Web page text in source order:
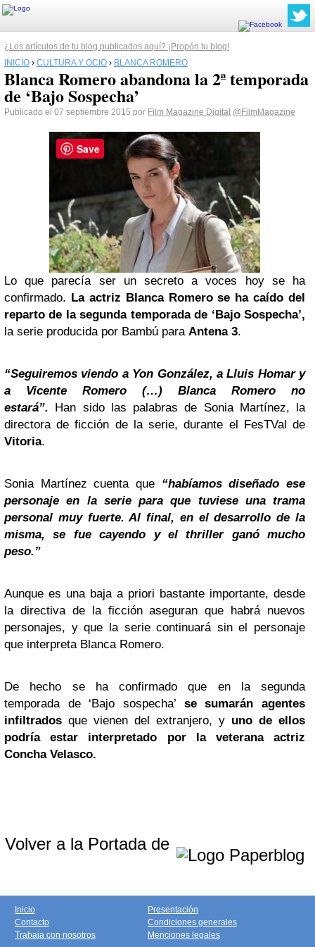
¿Los artículos de tu blog publicados aquí? ¡Propón tu blog!
INICIO › CULTURA Y OCIO › BLANCA ROMERO
Blanca Romero abandona la 2ª temporada
de ‘Bajo Sospecha’
Publicado el 07 septiembre 2015 por Film Magazine Digital @FilmMagazine
Lo que parecía ser un secreto a voces hoy se ha
confirmado. La actriz Blanca Romerose ha caído del
reparto de la segunda temporada de ‘Bajo Sospecha’,
la serie producida por Bambú para Antena 3.
“Seguiremos viendo a Yon González, a Lluis Homar y
a Vicente Romero (…) Blanca Romero no
estará”. Han sido las palabras de Sonia Martínez, la
directora de ficción de la serie, durante el FesTVal de
Vitoria.
Sonia Martínez cuenta que “habíamos diseñado ese
personaje en la serie para que tuviese una trama
personal muy fuerte. Al final, en el desarrollo de la
misma, se fue cayendo y el thriller ganó mucho
peso.”
Aunque es una baja a priori bastante importante, desde
la directiva de la ficción aseguran que habrá nuevos
personajes, y que la serie continuará sin el personaje
que interpreta Blanca Romero.
De hecho se ha confirmado que en la segunda
temporada de ‘Bajo sospecha’ se sumarán agentes
infiltrados que vienen del extranjero, y uno de ellos
podría estar interpretado por la veterana actriz
Concha Velasco.
Volver a la Portada de
Inicio
Contacto
Trabaja con nosotros
Presentación
Condiciones generales
Menciones legales
Save